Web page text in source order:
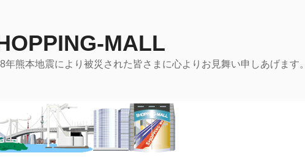
MALL
年熊本地震により被災された皆さまに心よりお見舞い申しあげます。